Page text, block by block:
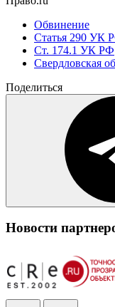
Обвинение
Статья 290 УК
Ст. 174.1 УК РФ
Свердловская
Поделиться
Новости